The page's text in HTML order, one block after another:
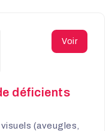
Voir
déficients
(aveugles,